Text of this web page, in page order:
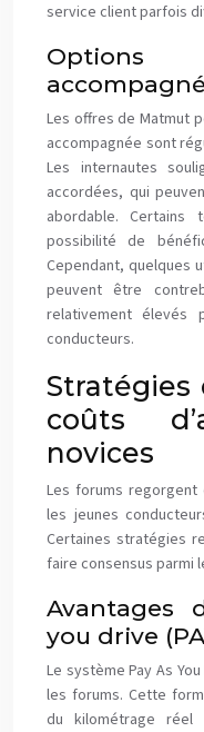
service client parfois
Les offres de Matmut
accompagnée sont
Les internautes
accordées, qui
abordable. Certains
possibilité de
Cependant, quelques
peuvent être
relativement élevés
conducteurs.
coûts
novices
Les forums regorgent
les jeunes
Certaines stratégies
faire consensus parmi
Avantages
you drive
Le système Pay As
les forums. Cette
du kilométrage réel